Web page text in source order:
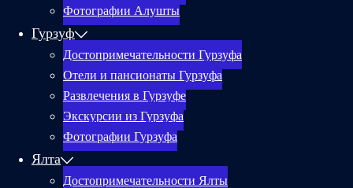
Фотографии Алушты
Гурзуф
Достопримечательности Гурзуфа
Отели и пансионаты Гурзуфа
Развлечения в Гурзуфе
Экскурсии из Гурзуфа
Фотографии Гурзуфа
Ялта
Достопримечательности Ялты